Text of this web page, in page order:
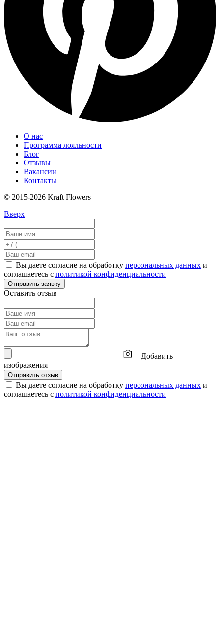
О нас
Программа лояльности
Блог
Отзывы
Вакансии
Контакты
© 2015-2026 Kraft Flowers
Вверх
Вы даете согласие на обработку персональных данных и
соглашаетесь с политикой конфиденциальности
Отправить заявку
Оставить отзыв
+ Добавить
изображения
Отправить отзыв
Вы даете согласие на обработку персональных данных и
соглашаетесь с политикой конфиденциальности